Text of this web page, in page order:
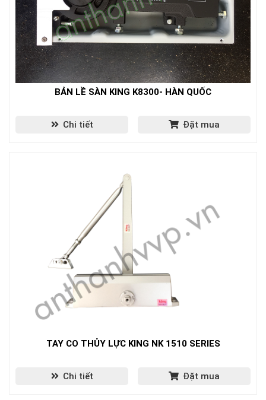
BẢN LỀ SÀN KING K8300- HÀN QUỐC
Chi tiết Đặt mua
TAY CO THỦY LỰC KING NK 1510 SERIES
Chi tiết Đặt mua